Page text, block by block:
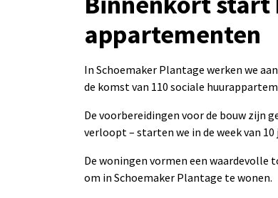
appartementen
In Schoemaker Plantage werken we
de komst van 110 sociale
De voorbereidingen voor de bouw zijn
verloopt – starten we in de week van
De woningen vormen een waardevolle
om in Schoemaker Plantage te wonen.